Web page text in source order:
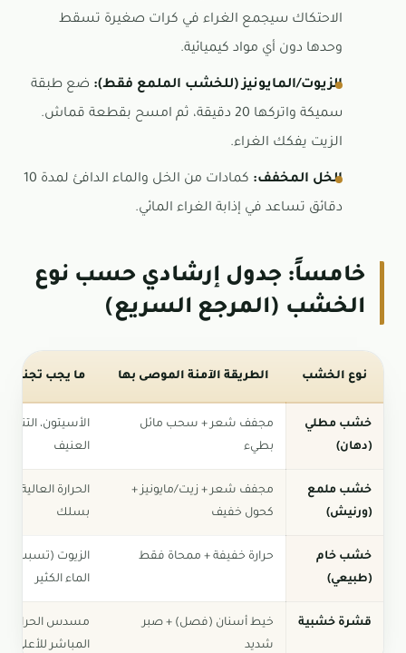
الاحتكاك سيجمع الغراء في كرات صغيرة تسقط
وحدها دون أي مواد كيميائية.
الزيوت/المايونيز (للخشب الملمع فقط): ضع طبقة
سميكة واتركها 20 دقيقة، ثم امسح بقطعة قماش.
الزيت يفكك الغراء.
الخل المخفف:
كمادات من الخل والماء الدافئ لمدة 10
دقائق تساعد في إذابة الغراء المائي.
خامساً: جدول إرشادي حسب نوع
الخشب (المرجع السريع)
نوع الخشب الطريقة الآمنة الموصى بها ما يجب تجنبه
خشب مطلي
(دهان)
مجفف شعر + سحب مائل
بطيء
الأسيتون، التنر،
العنيف
خشب ملمع
(ورنيش)
مجفف شعر + زيت/مايونيز +
كحول خفيف
الحرارة العالية
بسلك
خشب خام
(طبيعي)
حرارة خفيفة + ممحاة فقط
الزيوت (تسبب
الماء الكثير
قشرة خشبية
خيط أسنان (فصل) + صبر
شديد
مسدس الحرارة،
المباشر للأعلى